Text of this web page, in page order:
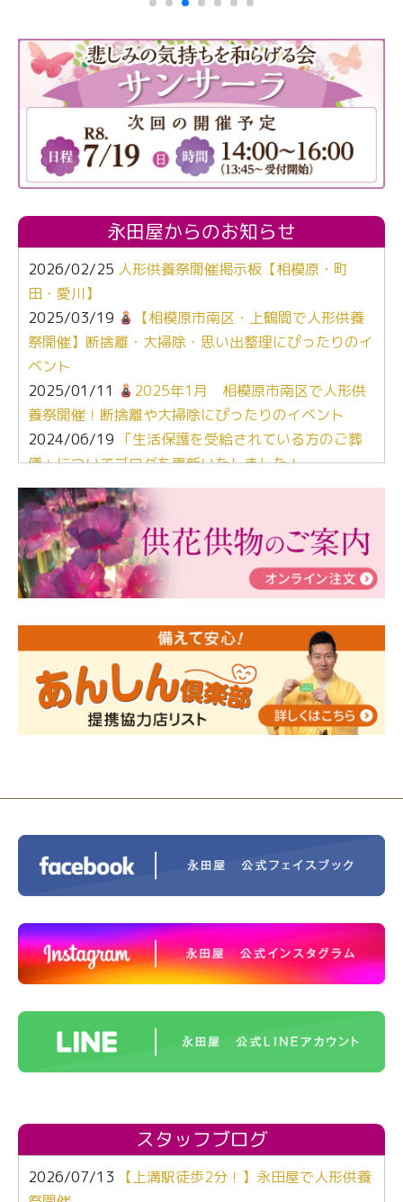
永田屋からのお知らせ
2026/02/25 人形供養祭開催掲示板【相模原・町
田・愛川】
2025/03/19
【相模原市南区・上鶴間で人形供養
祭開催】断捨離・大掃除・思い出整理にぴったりのイ
ベント
2025/01/11
2025年1月 相模原市南区で人形供
養祭開催！断捨離や大掃除にぴったりのイベント
2024/06/19 「生活保護を受給されている方のご葬
儀」についてブログを更新いたしました！
2024/03/06【終活なるほど教室】「マンガで学
ぶ！はじめてのお葬式」小さな家族葬ハウス®町田成
瀬 ご参加ありがとうございました！
2024/01/19令和6年能登半島地震災害の寄付のご報
告
人形供養 寄付のご報告
2023/12/16終活なるほど教室＠小さな家族葬ハウ
ス®上鶴間 エンディングノートを書いてみよう！
2023/11/29 永田屋創業110周年記念式典 レンブラ
ントホテル東京町田
スタッフブログ
2026/07/13
【上溝駅徒歩2分！】永田屋で人形供養